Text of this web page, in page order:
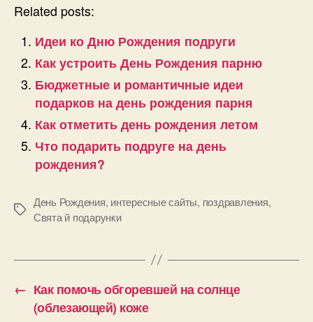
Related posts:
Идеи ко Дню Рождения подруги
Как устроить День Рождения парню
Бюджетные и романтичные идеи
подарков на день рождения парня
Как отметить день рождения летом
Что подарить подруге на день
рождения?
Позначки
День Рождения, интересные сайты, поздравления,
Свята й подарунки
← Как помочь обгоревшей на солнце
(облезающей) коже